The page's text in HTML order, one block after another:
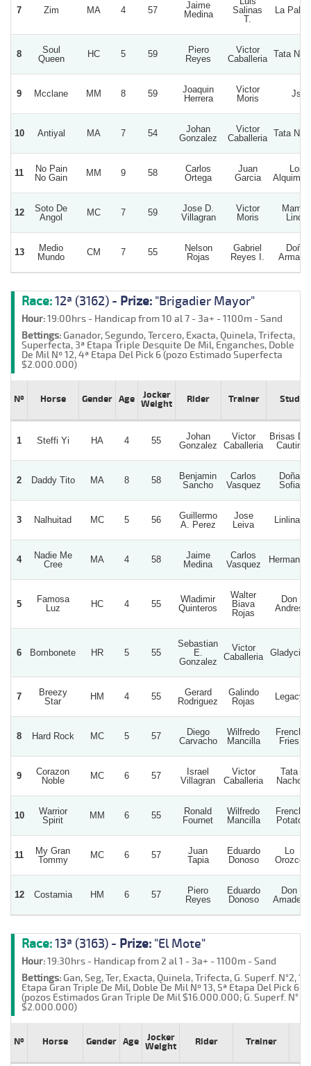
7 Zim MA 4 57
Jaime
Medina
Salinas
T.
La
8
Soul
Queen
HC 5 59
Piero
Reyes
Victor
Caballeria Tata
9 Mcclane MM 8 59
Joaquin
Herrera
Victor
Moris
Js
10 Antiyal MA 7 54
Johan
Gonzalez
Victor
Caballeria Tata
11
No Pain
No Gain
MM 9 58
Carlos
Ortega
Juan
Garcia
Los
12
Soto De
Angol
MC 7 59
Jose D.
Villagran
Victor
Moris
Mamita
Linda
13
Medio
Mundo
CM 7 55
Nelson
Rojas
Gabriel
Reyes I.
Doña
Race:12ª (3162) - Prize: "Brigadier Mayor"
Hour:19:00hrs - Handicap from 10 al 7 - 3a+ - 1100m - Sand
Bettings:Ganador, Segundo, Tercero, Exacta, Quinela, Trifecta,
Superfecta, 3ª Etapa Triple Desquite De Mil, Enganches, Doble
De Mil Nº 12, 4ª Etapa Del Pick 6 (pozo Estimado Superfecta
$2.000.000)
Nº Horse Gender Age
Jocker
Weight
Rider Trainer Stud
1 Steffi Yi HA 4 55
Johan
Gonzalez
Victor
Caballeria
Brisas De
Cautin
2 Daddy Tito MA 8 58
Benjamin
Sancho
Carlos
Vasquez
Doña
Sofia
3 Nalhuitad MC 5 56
Guillermo
A. Perez
Jose
Leiva
Linlinao
4
Nadie Me
Cree
MA 4 58
Jaime
Medina
Carlos
Vasquez
Hermanos
5
Famosa
Luz
HC 4 55
Wladimir
Quinteros
Walter
Biava
Rojas
Don
Andres
6 Bombonete HR 5 55
Sebastian
E.
Gonzalez
Victor
Caballeria
Gladycita
7
Breezy
Star
HM 4 55
Gerard
Rodriguez
Galindo
Rojas
Legacy
8 Hard Rock MC 5 57
Diego
Carvacho
Wilfredo
Mancilla
French
Fries
9
Corazon
Noble
MC 6 57
Israel
Villagran
Victor
Caballeria
Tata
Nacho
10
Warrior
Spirit
MM 6 55
Ronald
Fournet
Wilfredo
Mancilla
French
Potato
11
My Gran
Tommy
MC 6 57
Juan
Tapia
Eduardo
Donoso
Lo
Orozco
12 Costamia HM 6 57
Piero
Reyes
Eduardo
Donoso
Don
Amadeo
Race:13ª (3163) - Prize: "El Mote"
Hour:19:30hrs - Handicap from 2 al 1 - 3a+ - 1100m - Sand
Bettings:Gan, Seg, Ter, Exacta, Quinela, Trifecta, G. Superf. N°2, 1ª
Etapa Gran Triple De Mil, Doble De Mil Nº 13, 5ª Etapa Del Pick 6
(pozos Estimados Gran Triple De Mil $16.000.000; G. Superf. N° 2
$2.000.000)
Nº Horse Gender Age
Jocker
Weight
Rider Trainer